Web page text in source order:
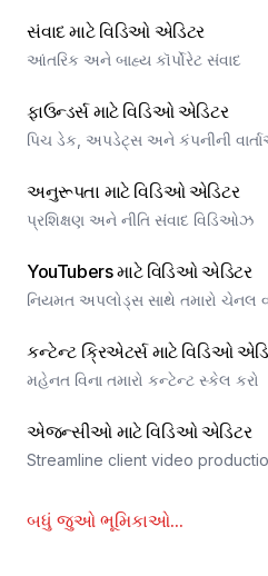
સંવાદ માટે વિડિઓ એડિટર
આંતરિક અને બાહ્ય કૉર્પોરેટ સંવાદ
ફાઉન્ડર્સ માટે વિડિઓ એડિટર
પિચ ડેક, અપડેટ્સ અને કંપનીની
અનુરૂપતા માટે વિડિઓ એડિટર
પ્રશિક્ષણ અને નીતિ સંવાદ વિડિઓઝ
YouTubers માટે વિડિઓ એડિટર
નિયમત અપલોડ્સ સાથે તમારો ચેનલ
કન્ટેન્ટ ક્રિએટર્સ માટે વિડિઓ
મહેનત વિના તમારો કન્ટેન્ટ સ્કેલ કરો
એજન્સીઓ માટે વિડિઓ એડિટર
Streamline client video
બધું જુઓ ભૂમિકાઓ...